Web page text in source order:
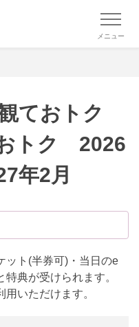
メニュー
ておトク
トク 2026
年2月
ット(半券可)・当日のe
典が受けられます。
いただけます。